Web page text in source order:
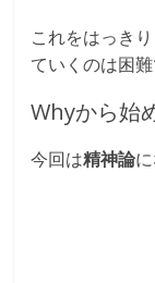
これをはっき
ていくのは困難
Whyから始
今回は精神論